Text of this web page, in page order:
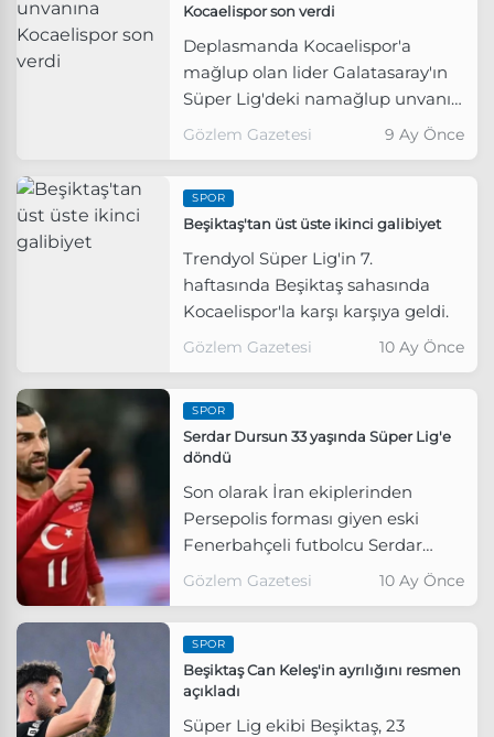
Kocaelispor son verdi
Deplasmanda Kocaelispor'a
mağlup olan lider Galatasaray'ın
Süper Lig'deki namağlup unvanı
sona erdi.
Gözlem Gazetesi 9 Ay Önce
SPOR
Beşiktaş'tan üst üste ikinci galibiyet
Trendyol Süper Lig'in 7.
haftasında Beşiktaş sahasında
Kocaelispor'la karşı karşıya geldi.
Gözlem Gazetesi 10 Ay Önce
SPOR
Serdar Dursun 33 yaşında Süper Lig'e
döndü
Son olarak İran ekiplerinden
Persepolis forması giyen eski
Fenerbahçeli futbolcu Serdar
Dursun Türkiye'ye geri döndü.
Gözlem Gazetesi 10 Ay Önce
SPOR
Beşiktaş Can Keleş'in ayrılığını resmen
açıkladı
Süper Lig ekibi Beşiktaş, 23